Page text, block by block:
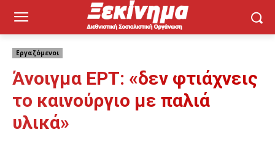
Εργαζόμενοι
Άνοιγμα ΕΡΤ: «δεν φτιάχνεις
το καινούργιο με παλιά
υλικά»